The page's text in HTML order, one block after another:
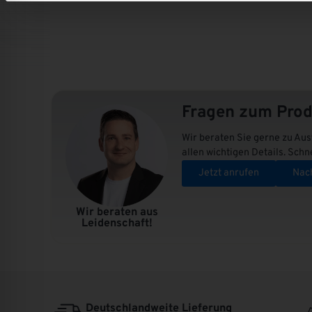
Sonstiges
Wir beraten aus
Leidenschaft!
Fragen zum
Wir beraten Sie gerne zu
allen wichtigen Details.
Jetzt anrufen
Deutschlandweite Lieferung